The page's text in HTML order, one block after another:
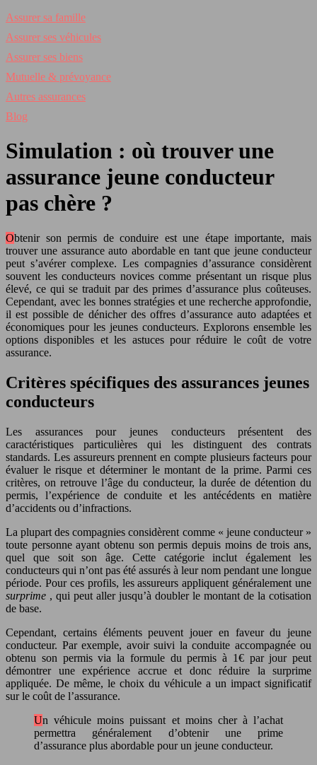
Assurer sa famille
Assurer ses véhicules
Assurer ses biens
Mutuelle & prévoyance
Autres assurances
Blog
Simulation : où trouver une
assurance jeune conducteur
pas chère ?
Obtenir son permis de conduire est une étape importante, mais
trouver une assurance auto abordable en tant que jeune conducteur
peut s’avérer complexe. Les compagnies d’assurance considèrent
souvent les conducteurs novices comme présentant un risque plus
élevé, ce qui se traduit par des primes d’assurance plus coûteuses.
Cependant, avec les bonnes stratégies et une recherche approfondie,
il est possible de dénicher des offres d’assurance auto adaptées et
économiques pour les jeunes conducteurs. Explorons ensemble les
options disponibles et les astuces pour réduire le coût de votre
assurance.
Critères spécifiques des assurances jeunes
conducteurs
Les assurances pour jeunes conducteurs présentent des
caractéristiques particulières qui les distinguent des contrats
standards. Les assureurs prennent en compte plusieurs facteurs pour
évaluer le risque et déterminer le montant de la prime. Parmi ces
critères, on retrouve l’âge du conducteur, la durée de détention du
permis, l’expérience de conduite et les antécédents en matière
d’accidents ou d’infractions.
La plupart des compagnies considèrent comme « jeune conducteur »
toute personne ayant obtenu son permis depuis moins de trois ans,
quel que soit son âge. Cette catégorie inclut également les
conducteurs qui n’ont pas été assurés à leur nom pendant une longue
période. Pour ces profils, les assureurs appliquent généralement une
surprime , qui peut aller jusqu’à doubler le montant de la cotisation
de base.
Cependant, certains éléments peuvent jouer en faveur du jeune
conducteur. Par exemple, avoir suivi la conduite accompagnée ou
obtenu son permis via la formule du permis à 1€ par jour peut
démontrer une expérience accrue et donc réduire la surprime
appliquée. De même, le choix du véhicule a un impact significatif
sur le coût de l’assurance.
Un véhicule moins puissant et moins cher à l’achat
permettra généralement d’obtenir une prime
d’assurance plus abordable pour un jeune conducteur.